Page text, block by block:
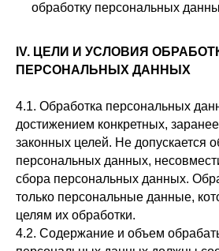
обработку персональных
IV. ЦЕЛИ И УСЛОВИЯ
ПЕРСОНАЛЬНЫХ ДАННЫХ
4.1. Обработка персональных
достижением конкретных,
законных целей. Не допускается
персональных данных,
сбора персональных данных.
только персональные данные,
целям их обработки.
4.2. Содержание и объем